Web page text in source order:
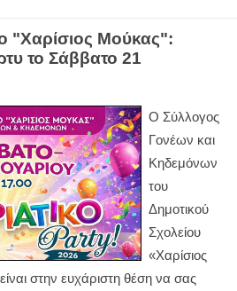
"Χαρίσιος Μούκας":
το Σάββατο 21
Ο Σύλλογος
Γονέων και
Κηδεμόνων
του
Δημοτικού
Σχολείου
«Χαρίσιος
στην ευχάριστη θέση να σας